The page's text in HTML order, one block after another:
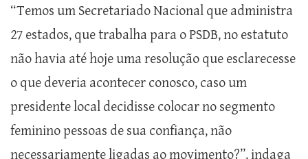
“Temos um Secretariado Nacional que administra
27 estados, que trabalha para o PSDB, no estatuto
não havia até hoje uma resolução que esclarecesse
o que deveria acontecer conosco, caso um
presidente local decidisse colocar no segmento
feminino pessoas de sua confiança, não
necessariamente ligadas ao movimento?”, indaga